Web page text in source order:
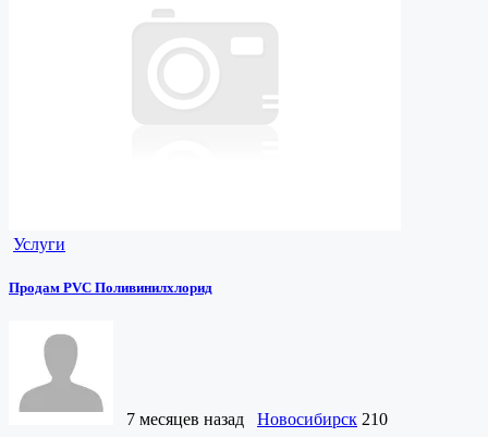
Услуги
Продам PVC Поливинилхлорид
7 месяцев назад Новосибирск 210